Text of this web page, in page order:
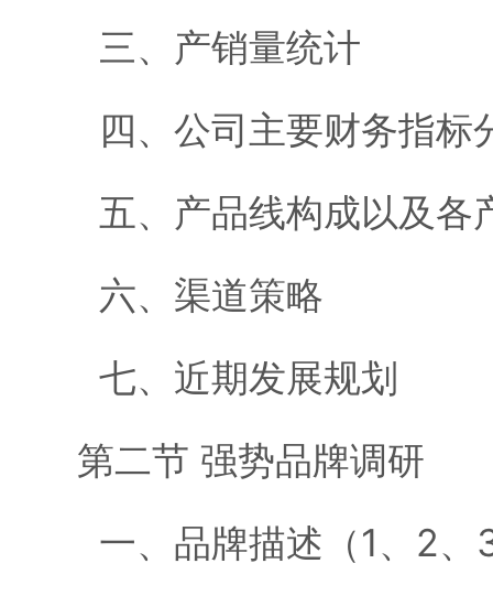
三、产销量统计
四、公司主要财务指标
五、产品线构成以及各
六、渠道策略
七、近期发展规划
第二节 强势品牌调研
一、品牌描述（1、2